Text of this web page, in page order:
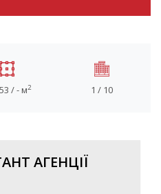
/ - м2 1 / 10
АГЕНЦІЇ